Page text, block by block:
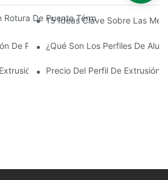
Rotura De Puente Térmico De Montaje
15 Ideas Clave Sobre Las
De Perfiles De Extrusión De Aluminio
¿Qué Son Los Perfiles De
De Aluminio?
Precio Del Perfil De Extrusión